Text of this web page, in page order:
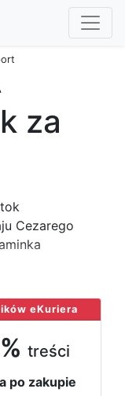
za
Cezarego
eKuriera
treści
po zakupie